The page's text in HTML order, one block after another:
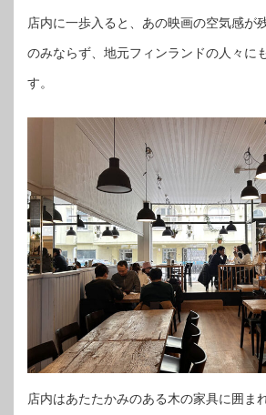
店内に一歩入ると、あの映画の空気感が
のみならず、地元フィンランドの人々に
す。
店内はあたたかみのある木の家具に囲ま